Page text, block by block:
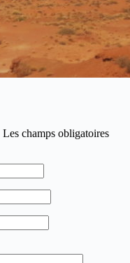
Les champs obligatoires